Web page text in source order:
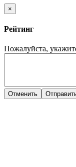
×
Рейтинг
Пожалуйста,
Отменить